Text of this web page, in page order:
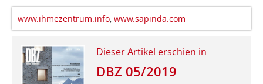
www.ihmezentrum.info, www.sapinda.com
Dieser Artikel erschien in
DBZ 05/2019